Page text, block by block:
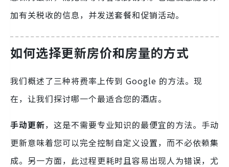
加有关税收的信息，并发送套餐和促销活动。
如何选择更新房价和房量的方式
我们概述了三种将费率上传到 Google 的方法。现
在，让我们探讨哪一个最适合您的酒店。
手动更新，这是不需要专业知识的最便宜的方法。手动
更新意味着您可以完全控制自定义设置，而不必依赖集
成。另一方面，此过程更耗时且容易出现人为错误，尤